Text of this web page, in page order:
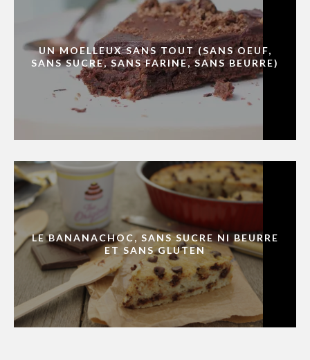
UN MOELLEUX SANS TOUT (SANS OEUF,
SANS SUCRE, SANS FARINE, SANS BEURRE)
LE BANANACHOC, SANS SUCRE NI BEURRE
ET SANS GLUTEN